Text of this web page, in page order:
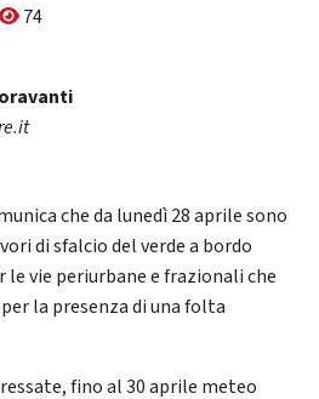
74
che da lunedì 28 aprile sono
di sfalcio del verde a bordo
vie periurbane e frazionali che
la presenza di una folta
fino al 30 aprile meteo